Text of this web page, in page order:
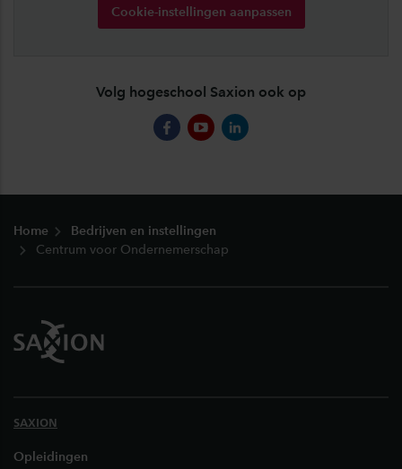
Cookie-instellingen aanpassen
Volg hogeschool Saxion ook op
facebook
youtubelinkedin
Home
Bedrijven en instellingen
Centrum voor Ondernemerschap
SAXION
Opleidingen